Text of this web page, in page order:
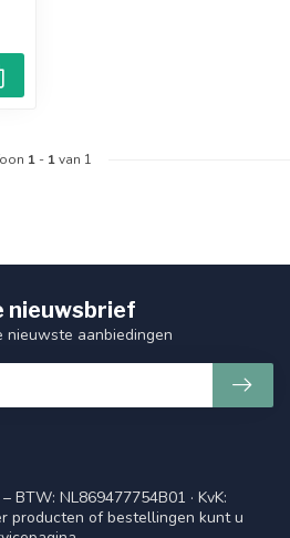
1 - 1van 1
BTW: NL869477754B01 · KvK:
producten of bestellingen kunt u
nieuwsbrief
nieuwste aanbiedingen